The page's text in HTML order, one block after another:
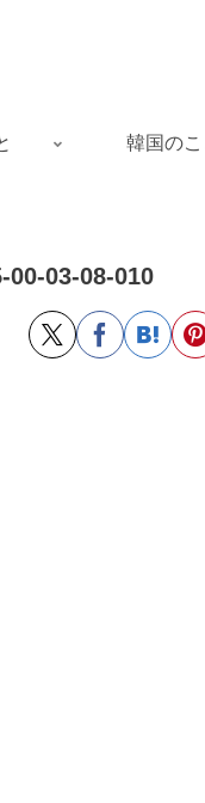
韓国のこ
00-03-08-010